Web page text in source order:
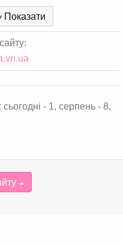
Показати
сьогодні - 1, серпень - 8,